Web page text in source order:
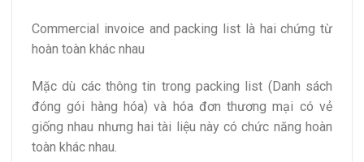
Commercial invoice and packing list là hai chứng từ
hoàn toàn khác nhau
Mặc dù các thông tin trong packing list (Danh sách
đóng gói hàng hóa) và hóa đơn thương mại có vẻ
giống nhau nhưng hai tài liệu này có chức năng hoàn
toàn khác nhau.